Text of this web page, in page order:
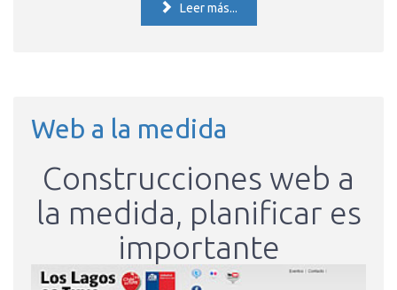
Leer más...
Web a la medida
Construcciones web a
la medida, planificar es
importante